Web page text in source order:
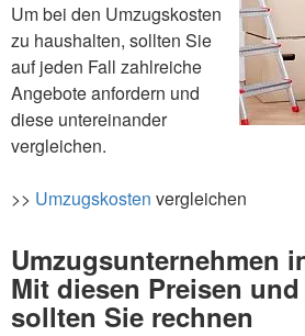
Um bei den Umzugskosten
zu haushalten, sollten Sie
auf jeden Fall zahlreiche
Angebote anfordern und
diese untereinander
vergleichen.
>> Umzugskosten vergleichen
Umzugsunternehmen
Mit diesen Preisen
sollten Sie rechnen